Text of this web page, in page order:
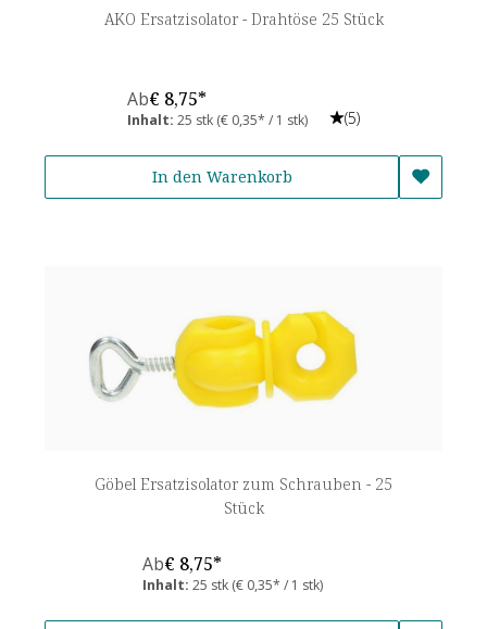
AKO Ersatzisolator - Drahtöse 25 Stück
Inhalt: 25 stk (€ 0,35* / 1 stk)
Ab€ 8,75*
(5)
In den Warenkorb
Göbel Ersatzisolator zum Schrauben - 25
Stück
Inhalt: 25 stk (€ 0,35* / 1 stk)
Ab€ 8,75*